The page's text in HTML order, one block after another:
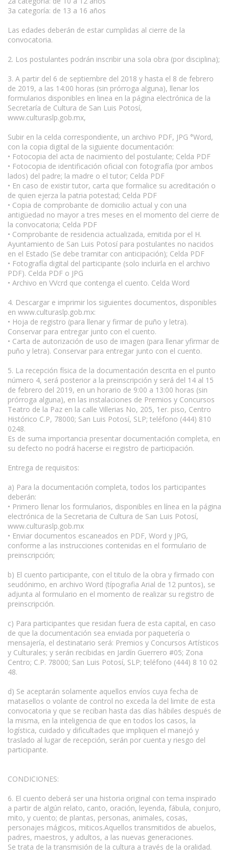
3a categoría: de 13 a 16 años
Las edades deberán de estar cumplidas al cierre de la
convocatoria.
2. Los postulantes podrán inscribir una sola obra (por disciplina);
3. A partir del 6 de septiembre del 2018 y hasta el 8 de febrero
de 2019, a las 14:00 horas (sin prórroga alguna), llenar los
formularios disponibles en linea en la página electrónica de la
Secretaría de Cultura de San Luis Potosí,
www.culturaslp.gob.mx,
Subir en la celda correspondiente, un archivo PDF, JPG °Word,
con la copia digital de la siguiente documentación:
• Fotocopia del acta de nacimiento del postulante; Celda PDF
• Fotocopia de identificación oficial con fotografía (por ambos
lados) del padre; la madre o el tutor; Celda PDF
• En caso de existir tutor, carta que formalice su acreditación o
de quien ejerza la patria potestad; Celda PDF
• Copia de comprobante de domicilio actual y con una
antigüedad no mayor a tres meses en el momento del cierre de
la convocatoria; Celda PDF
• Comprobante de residencia actualizada, emitida por el H.
Ayuntamiento de San Luis Potosí para postulantes no nacidos
en el Estado (Se debe tramitar con anticipación); Celda PDF
• Fotografía digital del participante (solo incluirla en el archivo
PDF). Celda PDF o JPG
• Archivo en VVcrd que contenga el cuento. Celda Word
4. Descargar e imprimir los siguientes documentos, disponibles
en www.culturaslp.gob.mx:
• Hoja de registro (para llenar y firmar de puño y letra).
Conservar para entregar junto con el cuento.
• Carta de autorización de uso de imagen (para llenar yfirmar de
puño y letra). Conservar para entregar junto con el cuento.
5. La recepción física de la documentación descrita en el punto
número 4, será posterior a la preinscripción y será del 14 al 15
de febrero del 2019, en un horario de 9:00 a 13:00 horas (sin
prórroga alguna), en las instalaciones de Premios y Concursos
Teatro de la Paz en la calle Villerias No, 205, 1er. piso, Centro
Histórico C.P, 78000; San Luis Potosí, SLP; teléfono (444) 810
0248.
Es de suma importancia presentar documentación completa, en
su defecto no podrá hacerse ei registro de participación.
Entrega de requisitos:
a) Para la documentación completa, todos los participantes
deberán:
• Primero llenar los formularios, disponibles en línea en la página
electrónica de la Secretaria de Cultura de San Luis Potosí,
www.culturaslp.gob.mx
• Enviar documentos escaneados en PDF, Word y JPG,
conforme a las instrucciones contenidas en el formulario de
preinscripción;
b) El cuento participante, con el titulo de la obra y firmado con
seudónimo, en archivo Word (típografia Arial de 12 puntos), se
adjunta al formulario en el momento de realizar su registro de
preinscripción.
c) Para participantes que residan fuera de esta capital, en caso
de que la documentación sea enviada por paquetería o
mensajería, el destinatario será: Premios y Concursos Artísticos
y Culturales; y serán recibidas en Jardín Guerrero #05; Zona
Centro; C.P. 78000; San Luis Potosí, SLP; teléfono (444) 8 10 02
48.
d) Se aceptarán solamente aquellos envíos cuya fecha de
matasellos o volante de control no exceda la del limite de esta
convocatoria y que se reciban hasta das días hábiles después de
la misma, en la inteligencia de que en todos los casos, la
logística, cuidado y dificultades que impliquen el manejó y
traslado al lugar de recepción, serán por cuenta y riesgo del
participante.
CONDICIONES:
6. El cuento deberá ser una historia original con tema inspirado
a partir de algún relato, canto, oración, leyenda, fábula, conjuro,
mito, y cuento; de plantas, personas, animales, cosas,
personajes mágicos, miticos.Aquellos transmitidos de abuelos,
padres, maestros, y adultos, a las nuevas generaciones.
Se trata de la transmisión de la cultura a través de la oralidad.